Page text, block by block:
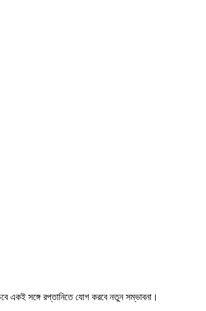
একই সঙ্গে রপ্তানিতে যোগ করবে নতুন সম্ভাবনা।